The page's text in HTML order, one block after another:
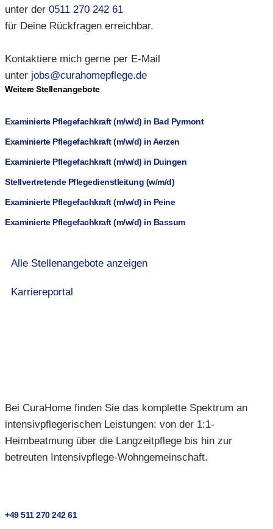
unter der 0511 270 242 61
für Deine Rückfragen erreichbar.
Kontaktiere mich gerne per E-Mail
unter jobs@curahomepflege.de
Weitere Stellenangebote
Examinierte Pflegefachkraft (m/w/d) in Bad Pyrmont
Examinierte Pflegefachkraft (m/w/d) in Aerzen
Examinierte Pflegefachkraft (m/w/d) in Duingen
Stellvertretende Pflegedienstleitung (w/m/d)
Examinierte Pflegefachkraft (m/w/d) in Peine
Examinierte Pflegefachkraft (m/w/d) in Bassum
Alle Stellenangebote anzeigen
Karriereportal
Bei CuraHome finden Sie das komplette Spektrum an
intensivpflegerischen Leistungen: von der 1:1-
Heimbeatmung über die Langzeitpflege bis hin zur
betreuten Intensivpflege-Wohngemeinschaft.
+49 511 270 242 61